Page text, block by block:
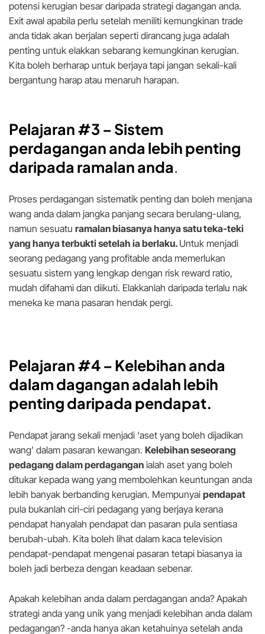
potensi kerugian besar daripada strategi dagangan anda.
Exit awal apabila perlu setelah meniliti kemungkinan trade
anda tidak akan berjalan seperti dirancang juga adalah
penting untuk elakkan sebarang kemungkinan kerugian.
Kita boleh berharap untuk berjaya tapi jangan sekali-kali
bergantung harap atau menaruh harapan.
Pelajaran #3 –Sistem
perdagangan anda lebih penting
daripada ramalan anda.
Proses perdagangan sistematik penting dan boleh menjana
wang anda dalam jangka panjang secara berulang-ulang,
namun sesuatu ramalan biasanya hanya satu teka-teki
yang hanya terbukti setelah ia berlaku. Untuk menjadi
seorang pedagang yang profitable anda memerlukan
sesuatu sistem yang lengkap dengan risk reward ratio,
mudah difahami dan diikuti. Elakkanlah daripada terlalu nak
meneka ke mana pasaran hendak pergi.
Pelajaran #4 – Kelebihan anda
dalam dagangan adalah lebih
penting daripada pendapat.
Pendapat jarang sekali menjadi ‘aset yang boleh dijadikan
wang’ dalam pasaran kewangan. Kelebihan seseorang
pedagang dalam perdagangan ialah aset yang boleh
ditukar kepada wang yang membolehkan keuntungan anda
lebih banyak berbanding kerugian. Mempunyai pendapat
pula bukanlah ciri-ciri pedagang yang berjaya kerana
pendapat hanyalah pendapat dan pasaran pula sentiasa
berubah-ubah. Kita boleh lihat dalam kaca television
pendapat-pendapat mengenai pasaran tetapi biasanya ia
boleh jadi berbeza dengan keadaan sebenar.
Apakah kelebihan anda dalam perdagangan anda? Apakah
strategi anda yang unik yang menjadi kelebihan anda dalam
pedagangan? -anda hanya akan ketahuinya setelah anda